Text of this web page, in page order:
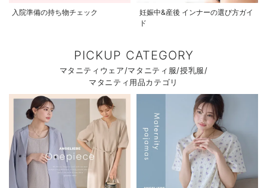
入院準備の持ち物チェック
妊娠中&産後 インナーの選び方ガイ
ド
PICKUP CATEGORY
マタニティウェア/マタニティ服/授乳服/
マタニティ用品カテゴリ